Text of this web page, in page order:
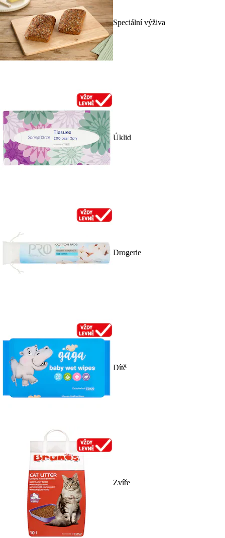
Speciální výživa
Úklid
Drogerie
Dítě
Zvíře